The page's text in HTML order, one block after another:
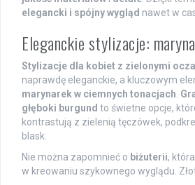
elegancki i spójny wygląd nawet w
Eleganckie stylizacje:
Stylizacje dla kobiet z zielonymi
naprawdę eleganckie, a kluczowym
marynarek w ciemnych tonacjach
głęboki burgund to świetne opcje,
kontrastują z zielenią tęczówek,
blask.
Nie można zapomnieć o biżuterii,
w kreowaniu szykownego wyglądu.